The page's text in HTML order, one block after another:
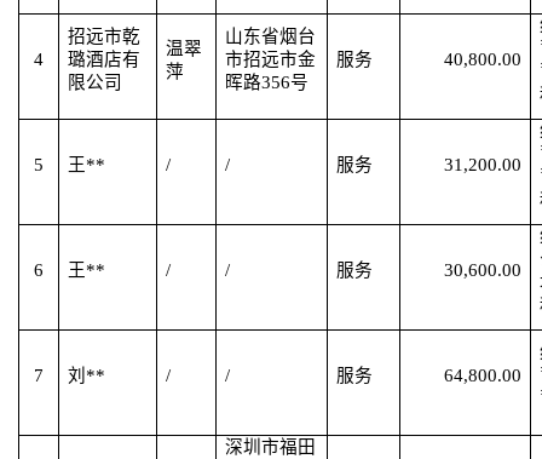
4
招远市乾
璐酒店有
限公司
温翠
萍
山东省烟台
市招远市金
晖路356号
服务 40,800.00
5 王** / / 服务 31,200.00
6 王** / / 服务 30,600.00
7 刘 ** / / 服务 64,800.00
深圳市福田